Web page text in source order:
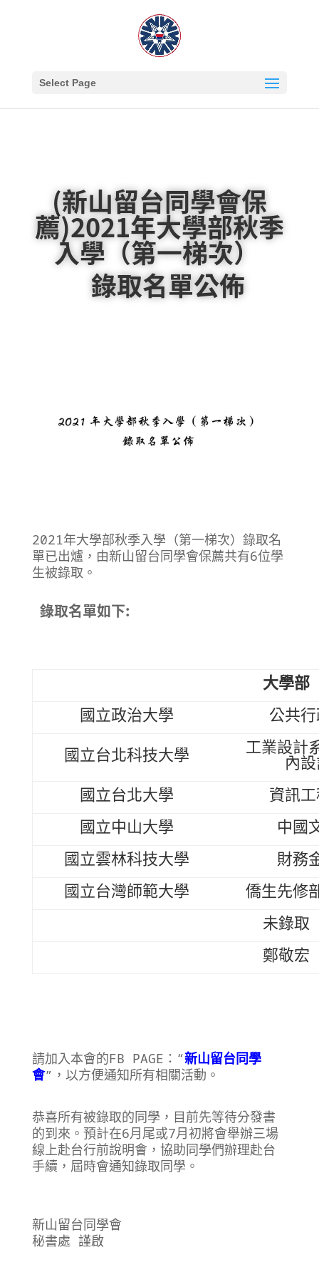
Select Page
(新山留台同學會保
薦)2021年大學部秋季
入學（第一梯次）
錄取名單公佈
2021年大學部秋季入學（第一梯次）錄取名
單已出爐，由新山留台同學會保薦共有6位學
生被錄取。
錄取名單如下:
大學部
國立政治大學
公共
國立台北科技大學
工業設計
內
國立台北大學
資訊
國立中山大學
中國
國立雲林科技大學
財務
國立台灣師範大學
僑生先修
未錄取
鄭敬宏
請加入本會的FB PAGE ：“新山留台同學
會”，以方便通知所有相關活動。
恭喜所有被錄取的同學，目前先等待分發書
的到來。預計在6月尾或7月初將會舉辦三場
線上赴台行前說明會，協助同學們辦理赴台
手續，屆時會通知錄取同學。
新山留台同學會
秘書處 謹啟